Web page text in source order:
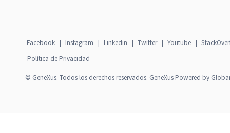
Facebook | Instagram | Linkedin | Twitter | Youtube |
Política de Privacidad
© GeneXus. Todos los derechos reservados. GeneXus Powered by